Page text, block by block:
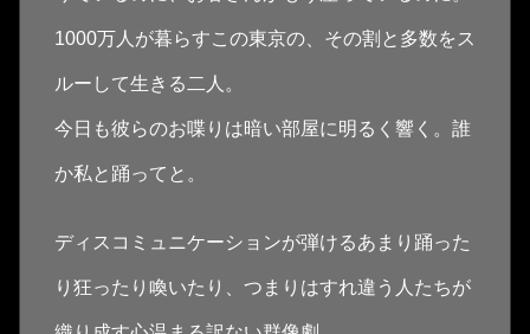
1000万人が暮らすこの東京の、その割と多数をス
ルーして生きる二人。
今日も彼らのお喋りは暗い部屋に明るく響く。誰
か私と踊ってと。
ディスコミュニケーションが弾けるあまり踊った
り狂ったり喚いたり、つまりはすれ違う人たちが